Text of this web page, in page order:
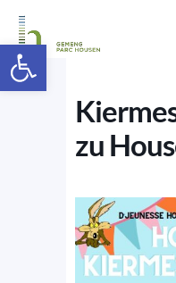
zu
Ouvrir la barre d’outils